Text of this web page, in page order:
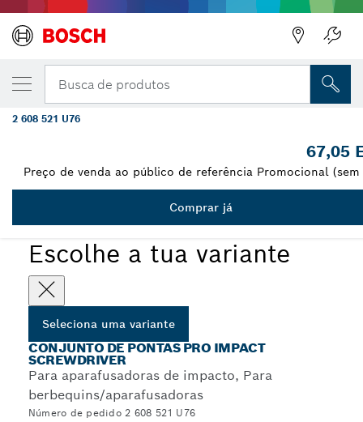
Busca de produtos
Escolhe a tua variante
Seleciona uma variante
CONJUNTO DE PONTAS PRO IMPACT
SCREWDRIVER
Para aparafusadoras de impacto, Para
berbequins/aparafusadoras
Número de pedido 2 608 521 U76
A VARIANTE QUE SELECIONASTE
Conjunto de brocas PRO Impact
33 unid.
2 608 521 U76
67,05
Preço de venda ao público de referência Promocional (sem
Comprar já